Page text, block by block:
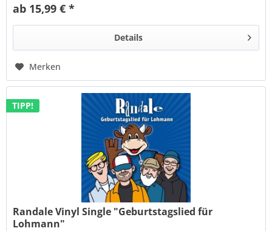
ab 15,99 € *
Details
Merken
TIPP!
Randale Vinyl Single "Geburtstagslied für
Lohmann"